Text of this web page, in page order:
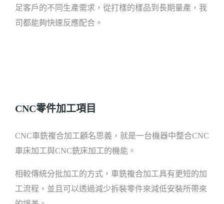
足客戶的不同生產需求，從打樣的樣品到長期量產，我
司都能夠快速反應配合。
CNC零件加工項目
CNC車銑複合加工顧名思義，就是一台機器中整合CNC
車床加工與CNC銑床加工的機能。
相較傳統分批加工的方式，車銑複合加工具有更短的加
工流程，並且可以透過減少拆裝零件來減低安裝所帶來